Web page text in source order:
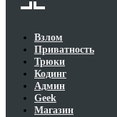
Взлом
Приватность
Трюки
Кодинг
Админ
Geek
Магазин